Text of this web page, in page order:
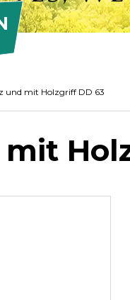
und mit Holzgriff DD 63